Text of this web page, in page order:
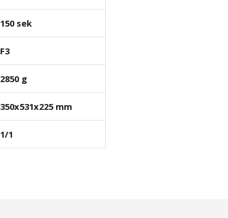
150 sek
F3
2850 g
350x531x225 mm
1/1